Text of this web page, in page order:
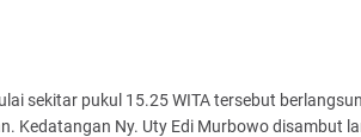
sekitar pukul 15.25 WITA tersebut
Kedatangan Ny. Uty Edi Murbowo disambut